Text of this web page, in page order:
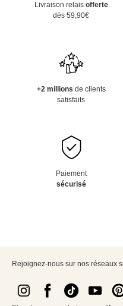
Livraison relais offerte
dès 59,90€
+2 millions de clients
satisfaits
Paiement
sécurisé
Rejoignez-nous sur nos réseaux